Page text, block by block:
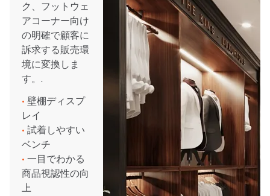
ク、フットウェ
アコーナー向け
の明確で顧客に
訴求する販売環
境に変換しま
す。.
• 壁棚ディスプ
レイ
• 試着しやすい
ベンチ
• 一目でわかる
商品視認性の向
上